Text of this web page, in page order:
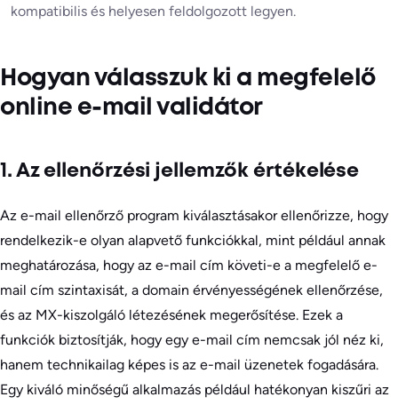
kompatibilis és helyesen feldolgozott legyen.
Hogyan válasszuk ki a megfelelő
online e-mail validátor
1. Az ellenőrzési jellemzők értékelése
Az e-mail ellenőrző program kiválasztásakor ellenőrizze, hogy
rendelkezik-e olyan alapvető funkciókkal, mint például annak
meghatározása, hogy az e-mail cím követi-e a megfelelő e-
mail cím szintaxisát, a domain érvényességének ellenőrzése,
és az MX-kiszolgáló létezésének megerősítése. Ezek a
funkciók biztosítják, hogy egy e-mail cím nemcsak jól néz ki,
hanem technikailag képes is az e-mail üzenetek fogadására.
Egy kiváló minőségű alkalmazás például hatékonyan kiszűri az